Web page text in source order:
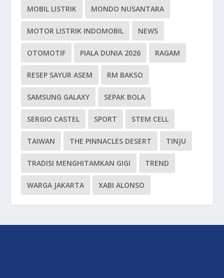
MOBIL LISTRIK MONDO NUSANTARA
MOTOR LISTRIK INDOMOBIL NEWS
OTOMOTIF PIALA DUNIA 2026 RAGAM
RESEP SAYUR ASEM RM BAKSO
SAMSUNG GALAXY SEPAK BOLA
SERGIO CASTEL SPORT STEM CELL
TAIWAN THE PINNACLES DESERT TINJU
TRADISI MENGHITAMKAN GIGI TREND
WARGA JAKARTA XABI ALONSO